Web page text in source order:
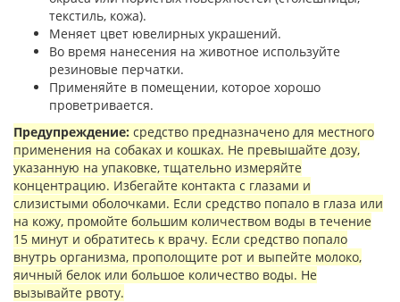
текстиль, кожа).
Меняет цвет ювелирных украшений.
Во время нанесения на животное используйте
резиновые перчатки.
Применяйте в помещении, которое хорошо
проветривается.
Предупреждение: средство предназначено для местного
применения на собаках и кошках. Не превышайте дозу,
указанную на упаковке, тщательно измеряйте
концентрацию. Избегайте контакта с глазами и
слизистыми оболочками. Если средство попало в глаза или
на кожу, промойте большим количеством воды в течение
15 минут и обратитесь к врачу. Если средство попало
внутрь организма, прополощите рот и выпейте молоко,
яичный белок или большое количество воды. Не
вызывайте рвоту.